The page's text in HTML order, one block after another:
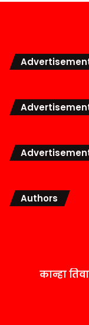
Authors
कान्हा